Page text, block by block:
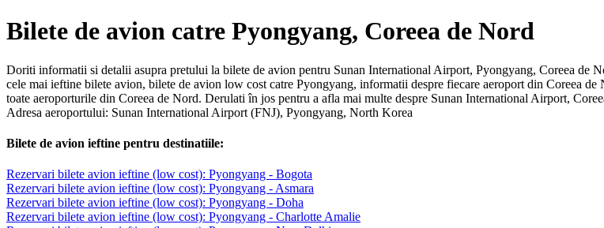
Bilete de avion catre Pyongyang, Coreea de Nord
Doriti informatii si detalii asupra pretului la bilete de avion pentru Sunan International Airport, Pyongyang, Coreea
cele mai ieftine bilete avion, bilete de avion low cost catre Pyongyang, informatii despre fiecare aeroport din Coreea
toate aeroporturile din Coreea de Nord. Derulati în jos pentru a afla mai multe despre Sunan International Airport,
Adresa aeroportului: Sunan International Airport (FNJ), Pyongyang, North Korea
Bilete de avion ieftine pentru destinatiile:
Rezervari bilete avion ieftine (low cost): Pyongyang - Bogota
Rezervari bilete avion ieftine (low cost): Pyongyang - Asmara
Rezervari bilete avion ieftine (low cost): Pyongyang - Doha
Rezervari bilete avion ieftine (low cost): Pyongyang - Charlotte Amalie